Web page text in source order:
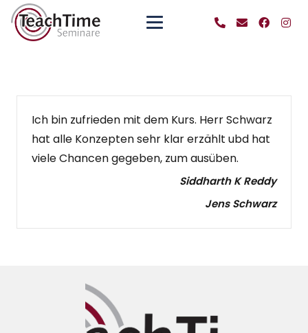
Ich bin zufrieden mit dem Kurs. Herr Schwarz
hat alle Konzepten sehr klar erzählt ubd hat
viele Chancen gegeben, zum ausüben.
Siddharth K Reddy
Jens Schwarz